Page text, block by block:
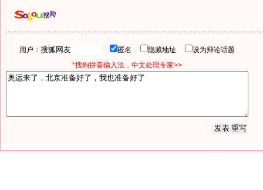
用户： 匿名 隐藏地址
设为辩论话题
*搜狗拼音输入法，中文处理专家>>